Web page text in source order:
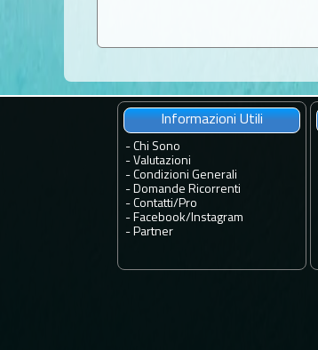
Informazioni Utili
- Chi Sono
- Valutazioni
- Condizioni Generali
- Domande Ricorrenti
- Contatti/ Pro
- Facebook/ Instagram
- Partner